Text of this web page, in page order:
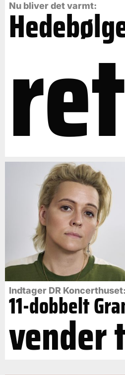
Nu bliver det varmt:
Indtager DR Koncerthuset:
11-dobbelt
vender